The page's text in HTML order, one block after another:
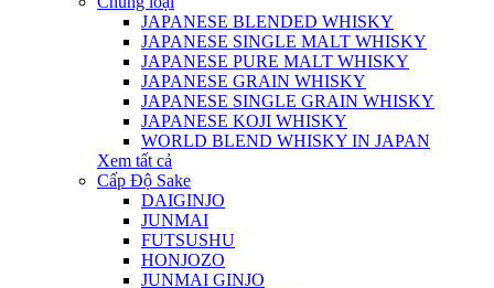
JAPANESE BLENDED WHISKY
JAPANESE SINGLE MALT WHISKY
JAPANESE PURE MALT WHISKY
JAPANESE GRAIN WHISKY
JAPANESE SINGLE GRAIN WHISKY
JAPANESE KOJI WHISKY
WORLD BLEND WHISKY IN JAPAN
Xem tất cả
Cấp Độ Sake
DAIGINJO
JUNMAI
FUTSUSHU
HONJOZO
JUNMAI GINJO